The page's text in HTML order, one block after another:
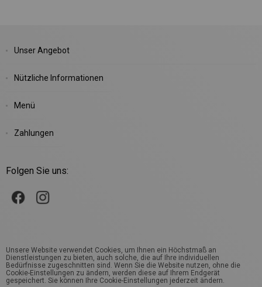
Unser Angebot
Nützliche Informationen
Menü
Zahlungen
Folgen Sie uns:
Unsere Website verwendet Cookies, um Ihnen ein Höchstmaß an
Dienstleistungen zu bieten, auch solche, die auf Ihre individuellen
Bedürfnisse zugeschnitten sind. Wenn Sie die Website nutzen, ohne die
Cookie-Einstellungen zu ändern, werden diese auf Ihrem Endgerät
gespeichert. Sie können Ihre Cookie-Einstellungen jederzeit ändern.